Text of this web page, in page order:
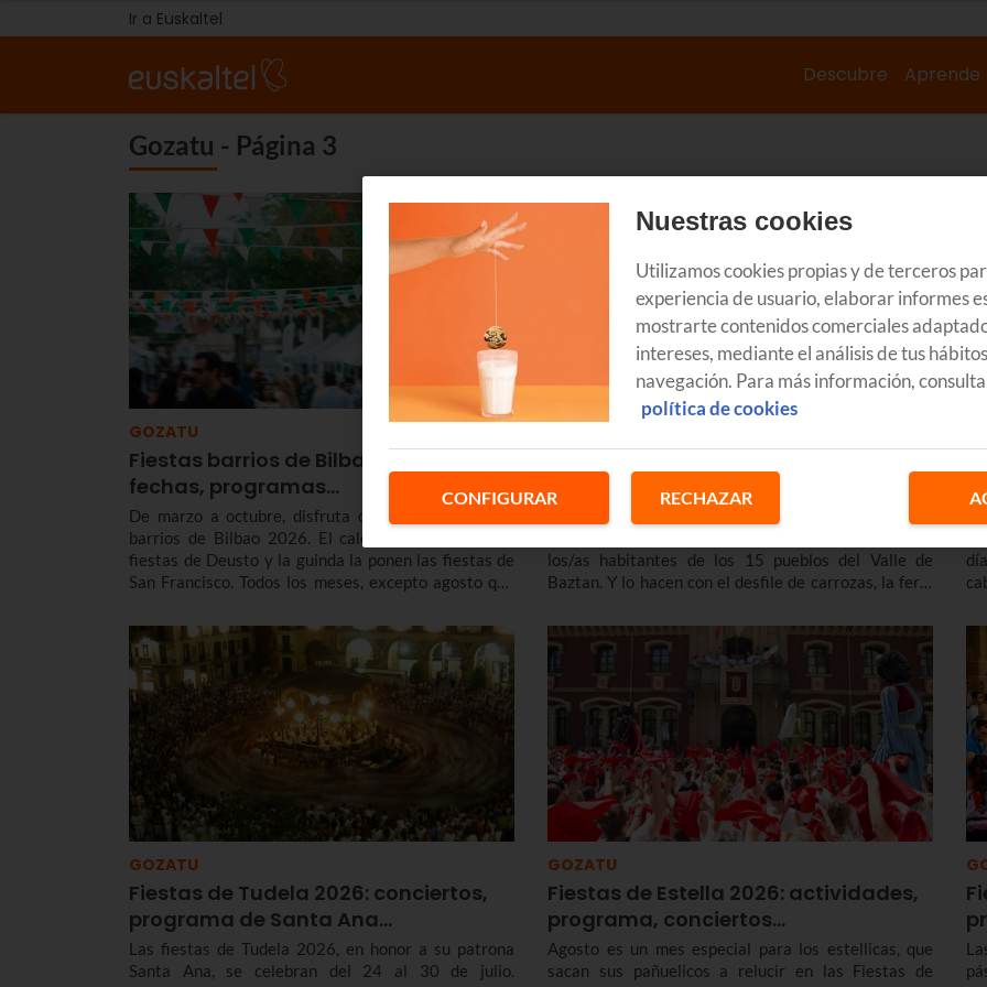
Ir a Euskaltel
Descubre Aprende
Gozatu - Página 3
GOZATU
Fiestas barrios de Bilbao 2026:
fechas, programas…
De marzo a octubre, disfruta de las fiestas de los
barrios de Bilbao 2026. El calendario lo abren las
fiestas de Deusto y la guinda la ponen las fiestas de
San Francisco. Todos los meses, excepto agosto que
hay celebraciones en cada rincón donde no faltan
conciertos, kalejiras y muchas más actividades que te
contamos a continuación. Consulta aquí las fechas de
las fiestas de los barrios de Bilbao 2026 y entérate
programa, carrozas…
los/as habitantes de los 15 pueblos del Valle de
Baztan. Y lo hacen con el desfile de carrozas, la feria
actuaciones musicales. Te contamos todo el programa
de Baztandarren Biltzarra 2026.
GOZATU
Fiestas de Tudela 2026: conciertos,
programa de Santa Ana…
Las fiestas de Tudela 2026, en honor a su patrona
Santa Ana, se celebran del 24 al 30 de julio.
GOZATU
Fiestas de Estella 2026: actividades,
programa, conciertos...
Agosto es un mes especial para los estellicas, que
sacan sus pañuelicos a relucir en las Fiestas de
Nuestras cookies
Utilizamos cookies propias y de terceros
experiencia de usuario, elaborar informes
mostrarte contenidos comerciales
intereses, mediante el análisis de tus
navegación. Para más información,
política de cookies
CONFIGURAR RECHAZAR